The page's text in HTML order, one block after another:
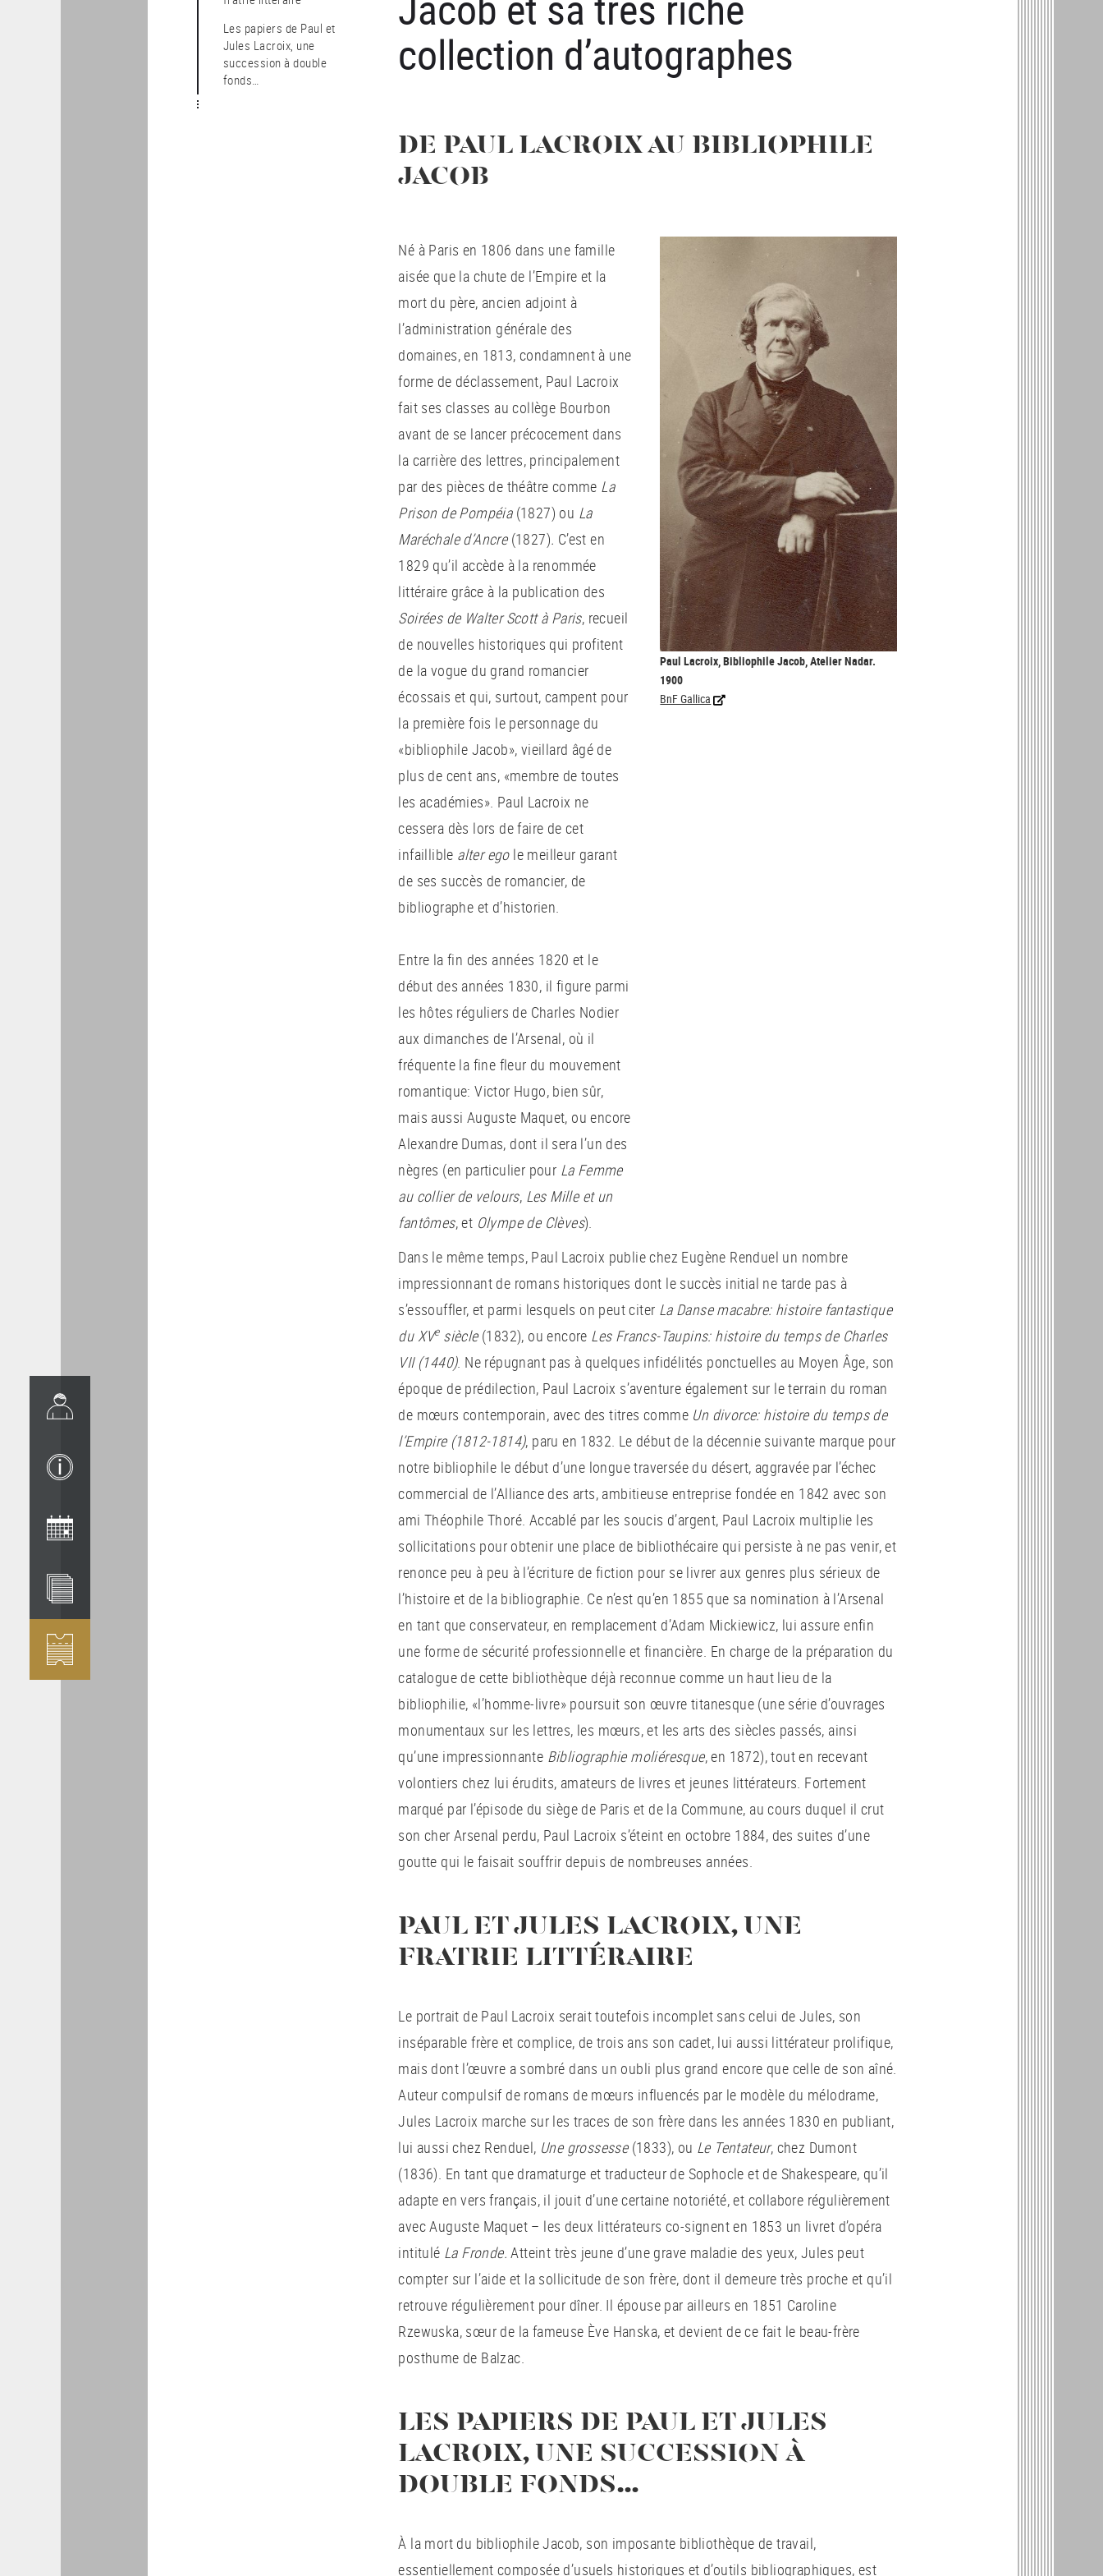
Les papiers de Paul et
Jules Lacroix, une
succession à double
fonds…
collection d’autographes
DE PAUL LACROIX AU BIBLIOPHILE
JACOB
Né à Paris en 1806 dans une famille
aisée que la chute de l’Empire et la
mort du père, ancien adjoint à
l’administration générale des
domaines, en 1813, condamnent à une
forme de déclassement, Paul Lacroix
fait ses classes au collège Bourbon
avant de se lancer précocement dans
la carrière des lettres, principalement
par des pièces de théâtre comme La
Prison de Pompéia (1827) ou La
Maréchale d’Ancre (1827). C’est en
1829 qu’il accède à la renommée
littéraire grâce à la publication des
Soirées de Walter Scott à Paris, recueil
de nouvelles historiques qui profitent
de la vogue du grand romancier
écossais et qui, surtout, campent pour
la première fois le personnage du
«bibliophile Jacob», vieillard âgé de
plus de cent ans, «membre de toutes
les académies». Paul Lacroix ne
cessera dès lors de faire de cet
infaillible alter ego le meilleur garant
de ses succès de romancier, de
bibliographe et d’historien.
Entre la fin des années 1820 et le
début des années 1830, il figure parmi
les hôtes réguliers de Charles Nodier
aux dimanches de l’Arsenal, où il
fréquente la fine fleur du mouvement
romantique: Victor Hugo, bien sûr,
mais aussi Auguste Maquet, ou encore
Alexandre Dumas, dont il sera l’un des
nègres (en particulier pour La Femme
au collier de velours, Les Mille et un
fantômes, et Olympe de Clèves).
Paul Lacroix, Bibliophile Jacob, Atelier Nadar.
1900
BnF Gallica
Dans le même temps, Paul Lacroix publie chez Eugène Renduel un nombre
impressionnant de romans historiques dont le succès initial ne tarde pas à
s’essouffler, et parmi lesquels on peut citer La Danse macabre: histoire fantastique
du XVesiècle(1832), ou encore Les Francs-Taupins: histoire du temps de Charles
VII (1440). Ne répugnant pas à quelques infidélités ponctuelles au Moyen Âge, son
époque de prédilection, Paul Lacroix s’aventure également sur le terrain du roman
de mœurs contemporain, avec des titres comme Un divorce: histoire du temps de
l’Empire (1812-1814), paru en 1832. Le début de la décennie suivante marque pour
notre bibliophile le début d’une longue traversée du désert, aggravée par l’échec
commercial de l’Alliance des arts, ambitieuse entreprise fondée en 1842 avec son
ami Théophile Thoré. Accablé par les soucis d’argent, Paul Lacroix multiplie les
sollicitations pour obtenir une place de bibliothécaire qui persiste à ne pas venir, et
renonce peu à peu à l’écriture de fiction pour se livrer aux genres plus sérieux de
l’histoire et de la bibliographie. Ce n’est qu’en 1855 que sa nomination à l’Arsenal
en tant que conservateur, en remplacement d’Adam Mickiewicz, lui assure enfin
une forme de sécurité professionnelle et financière. En charge de la préparation du
catalogue de cette bibliothèque déjà reconnue comme un haut lieu de la
bibliophilie, «l’homme-livre» poursuit son œuvre titanesque (une série d’ouvrages
monumentaux sur les lettres, les mœurs, et les arts des siècles passés, ainsi
qu’une impressionnante Bibliographie moliéresque, en 1872), tout en recevant
volontiers chez lui érudits, amateurs de livres et jeunes littérateurs. Fortement
marqué par l’épisode du siège de Paris et de la Commune, au cours duquel il crut
son cher Arsenal perdu, Paul Lacroix s’éteint en octobre 1884, des suites d’une
goutte qui le faisait souffrir depuis de nombreuses années.
PAUL ET JULES LACROIX, UNE
FRATRIE LITTÉRAIRE
Le portrait de Paul Lacroix serait toutefois incomplet sans celui de Jules, son
inséparable frère et complice, de trois ans son cadet, lui aussi littérateur prolifique,
mais dont l’œuvre a sombré dans un oubli plus grand encore que celle de son aîné.
Auteur compulsif de romans de mœurs influencés par le modèle du mélodrame,
Jules Lacroix marche sur les traces de son frère dans les années 1830 en publiant,
lui aussi chez Renduel, Une grossesse (1833), ou Le Tentateur, chez Dumont
(1836). En tant que dramaturge et traducteur de Sophocle et de Shakespeare, qu’il
adapte en vers français, il jouit d’une certaine notoriété, et collabore régulièrement
avec Auguste Maquet – les deux littérateurs co-signent en 1853 un livret d’opéra
intitulé La Fronde.Atteint très jeune d’une grave maladie des yeux, Jules peut
compter sur l’aide et la sollicitude de son frère, dont il demeure très proche et qu’il
retrouve régulièrement pour dîner. Il épouse par ailleurs en 1851 Caroline
Rzewuska, sœur de la fameuse Ève Hanska, et devient de ce fait le beau-frère
posthume de Balzac.
LES PAPIERS DE PAUL ET JULES
LACROIX, UNE SUCCESSION À
DOUBLE FONDS…
À la mort du bibliophile Jacob, son imposante bibliothèque de travail,
essentiellement composée d’usuels historiques et d’outils bibliographiques, est